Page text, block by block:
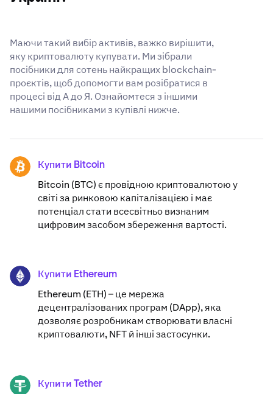
Маючи такий вибір активів, важко вирішити,
яку криптовалюту купувати. Ми зібрали
посібники для сотень найкращих blockchain-
проєктів, щоб допомогти вам розібратися в
процесі від А до Я. Ознайомтеся з іншими
нашими посібниками з купівлі нижче.
BTC Купити Bitcoin
Bitcoin (BTC) є провідною криптовалютою у
світі за ринковою капіталізацією і має
потенціал стати всесвітньо визнаним
цифровим засобом збереження вартості.
ETH Купити Ethereum
Ethereum (ETH) – це мережа
децентралізованих програм (DApp), яка
дозволяє розробникам створювати власні
криптовалюти, NFT й інші застосунки.
USDT Купити Tether